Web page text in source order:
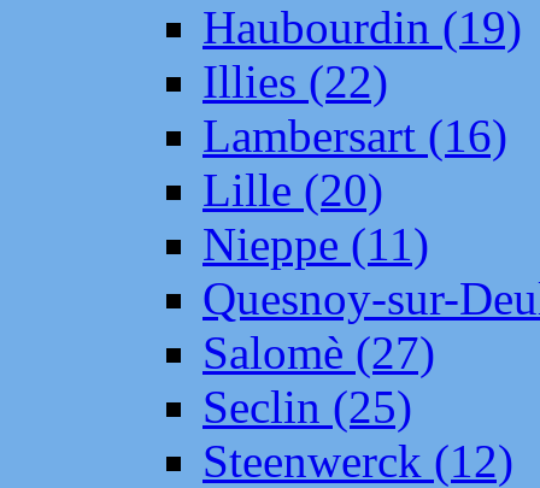
Haubourdin (19)
Illies (22)
Lambersart (16)
Lille (20)
Nieppe (11)
Quesnoy-sur-
Salomè (27)
Seclin (25)
Steenwerck (12)